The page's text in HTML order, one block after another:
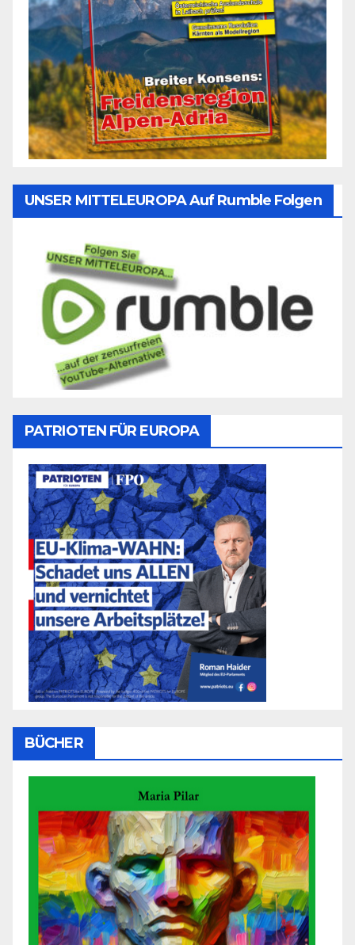
UNSER MITTELEUROPA Auf Rumble Folgen
PATRIOTEN FÜR EUROPA
BÜCHER